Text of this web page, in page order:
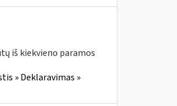
iš kiekvieno paramos
» Deklaravimas »